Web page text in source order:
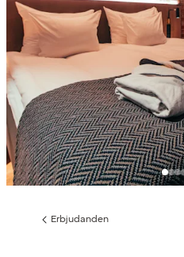
Föregående
Erbjudanden